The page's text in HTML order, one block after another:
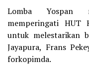
Lomba Yospan
memperingati HUT
untuk melestarikan
Jayapura, Frans
forkopimda.